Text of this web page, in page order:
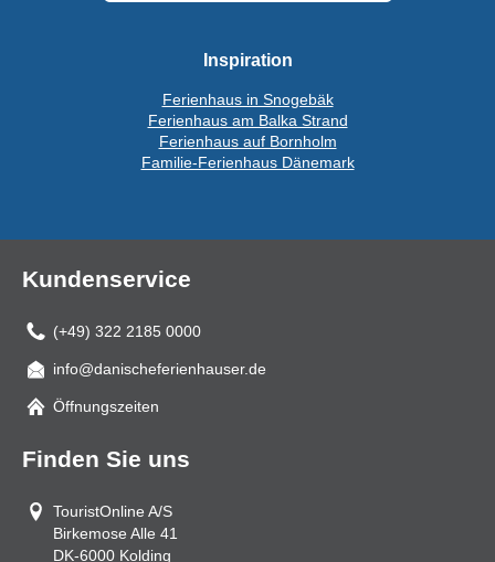
Inspiration
Ferienhaus in Snogebäk
Ferienhaus am Balka Strand
Ferienhaus auf Bornholm
Familie-Ferienhaus Dänemark
Kundenservice
(+49) 322 2185 0000
Mail
info@danischeferienhauser.de
Öffnungszeiten
Finden Sie uns
TouristOnline A/S
Birkemose Alle 41
DK-6000 Kolding